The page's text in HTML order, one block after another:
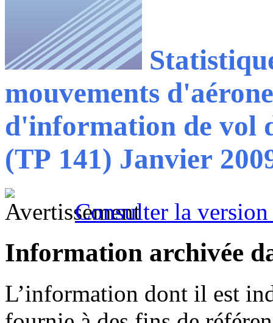
mouvements
d'information de vol
(TP 141) Janvier
Consulter la
Information archivée
L’information dont il est